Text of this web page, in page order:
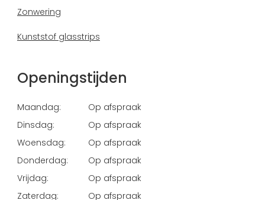
Zonwering
Kunststof glasstrips
Openingstijden
Maandag:
Op afspraak
Dinsdag:
Op afspraak
Woensdag:
Op afspraak
Donderdag:
Op afspraak
Vrijdag:
Op afspraak
Zaterdag:
Op afspraak